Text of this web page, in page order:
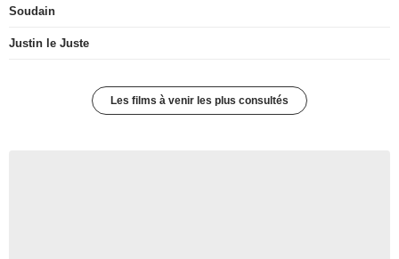
Soudain
Justin le Juste
Les films à venir les plus consultés